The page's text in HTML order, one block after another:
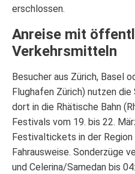
erschlossen.
Anreise mit
Verkehrsmitteln
Besucher aus Zürich, Basel
Flughafen Zürich) nutzen die
dort in die Rhätische Bahn
Festivals vom 19. bis 22.
Festivaltickets in der Region
Fahrausweise. Sonderzüge
und Celerina/Samedan bis